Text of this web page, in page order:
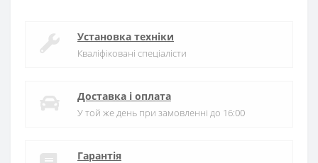
Установка техніки
Кваліфіковані спеціалісти
Доставка і оплата
У той же день при замовленні до 16:00
Гарантія